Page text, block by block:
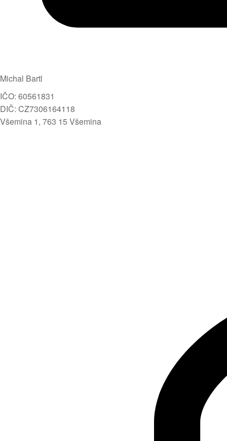
Michal Bartl
IČO: 60561831
DIČ: CZ7306164118
Všemina 1, 763 15 Všemina